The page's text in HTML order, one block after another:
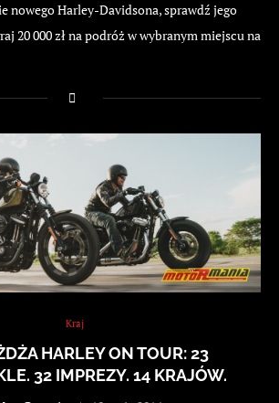
nowego Harley-Davidsona, sprawdź jego
20 000 zł na podróż w wybranym miejscu na
Kraj
HARLEY ON TOUR: 23
32 IMPREZY. 14 KRAJÓW.